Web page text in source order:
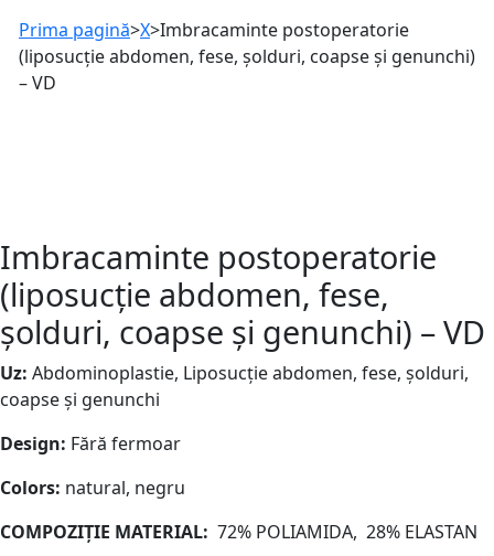
Prima pagină>X>Imbracaminte postoperatorie
(liposucție abdomen, fese, șolduri, coapse și genunchi)
– VD
Imbracaminte postoperatorie
(liposucție abdomen, fese,
șolduri, coapse și genunchi) – VD
Uz: Abdominoplastie, Liposucție abdomen, fese, șolduri,
coapse și genunchi
Design: Fără fermoar
Colors: natural, negru
COMPOZIȚIE MATERIAL: 72% POLIAMIDA, 28% ELASTAN